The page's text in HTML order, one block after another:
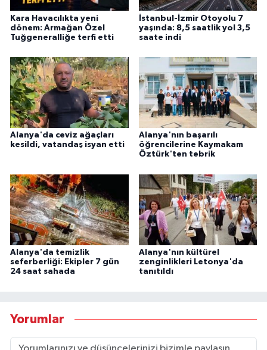
Kara Havacılıkta yeni
dönem: Armağan Özel
Tuğgeneralliğe terfi etti
İstanbul-İzmir Otoyolu 7
yaşında: 8,5 saatlik yol 3,5
saate indi
Alanya'da ceviz ağaçları
kesildi, vatandaş isyan etti
Alanya'nın başarılı
öğrencilerine Kaymakam
Öztürk'ten tebrik
Alanya'da temizlik
seferberliği: Ekipler 7 gün
24 saat sahada
Alanya'nın kültürel
zenginlikleri Letonya'da
tanıtıldı
Yorumlar